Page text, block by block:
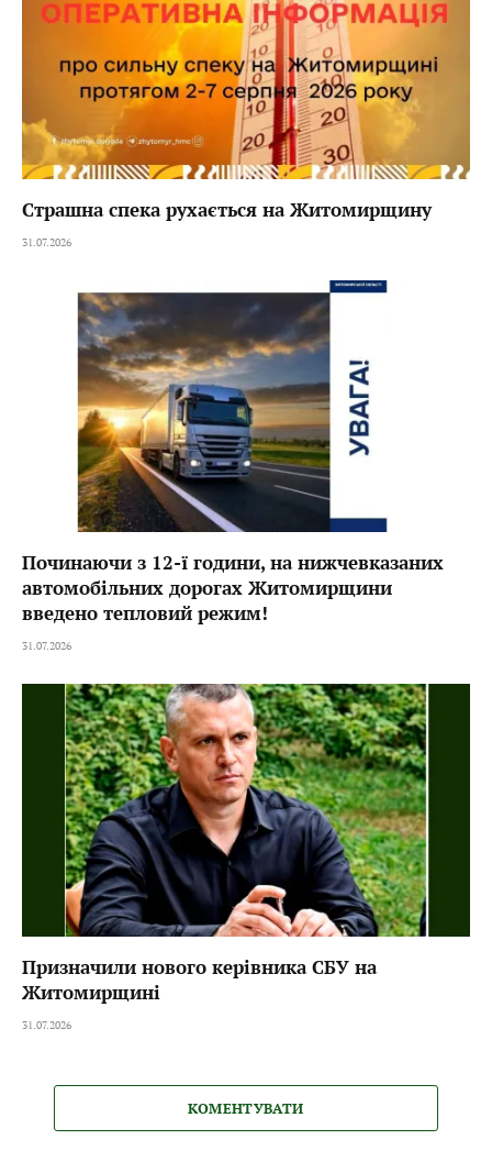
Страшна спека рухається на Житомирщину
31.07.2026
Починаючи з 12-ї години, на нижчевказаних
автомобільних дорогах Житомирщини
введено тепловий режим!
31.07.2026
Призначили нового керівника СБУ на
Житомирщині
31.07.2026
КОМЕНТУВАТИ